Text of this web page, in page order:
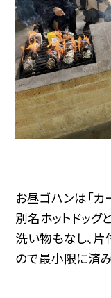
お昼ゴハンは「カ
別名ホットドッグ
洗い物もなし、
ので最小限に済み